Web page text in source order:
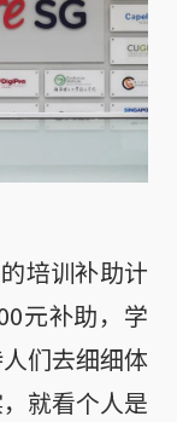
培训补助计
元补助，学
们去细细体
就看个人是